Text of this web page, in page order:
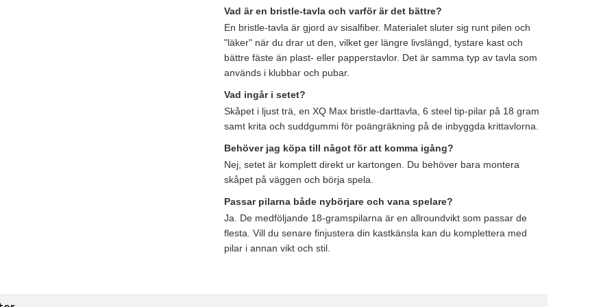
Vad är en bristle-tavla och varför är det bättre?
En bristle-tavla är gjord av sisalfiber. Materialet sluter sig runt pilen och
"läker" när du drar ut den, vilket ger längre livslängd, tystare kast och
bättre fäste än plast- eller papperstavlor. Det är samma typ av tavla som
används i klubbar och pubar.
Vad ingår i setet?
Skåpet i ljust trä, en XQ Max bristle-darttavla, 6 steel tip-pilar på 18 gram
samt krita och suddgummi för poängräkning på de inbyggda krittavlorna.
Behöver jag köpa till något för att komma igång?
Nej, setet är komplett direkt ur kartongen. Du behöver bara montera
skåpet på väggen och börja spela.
Passar pilarna både nybörjare och vana spelare?
Ja. De medföljande 18-gramspilarna är en allroundvikt som passar de
flesta. Vill du senare finjustera din kastkänsla kan du komplettera med
pilar i annan vikt och stil.